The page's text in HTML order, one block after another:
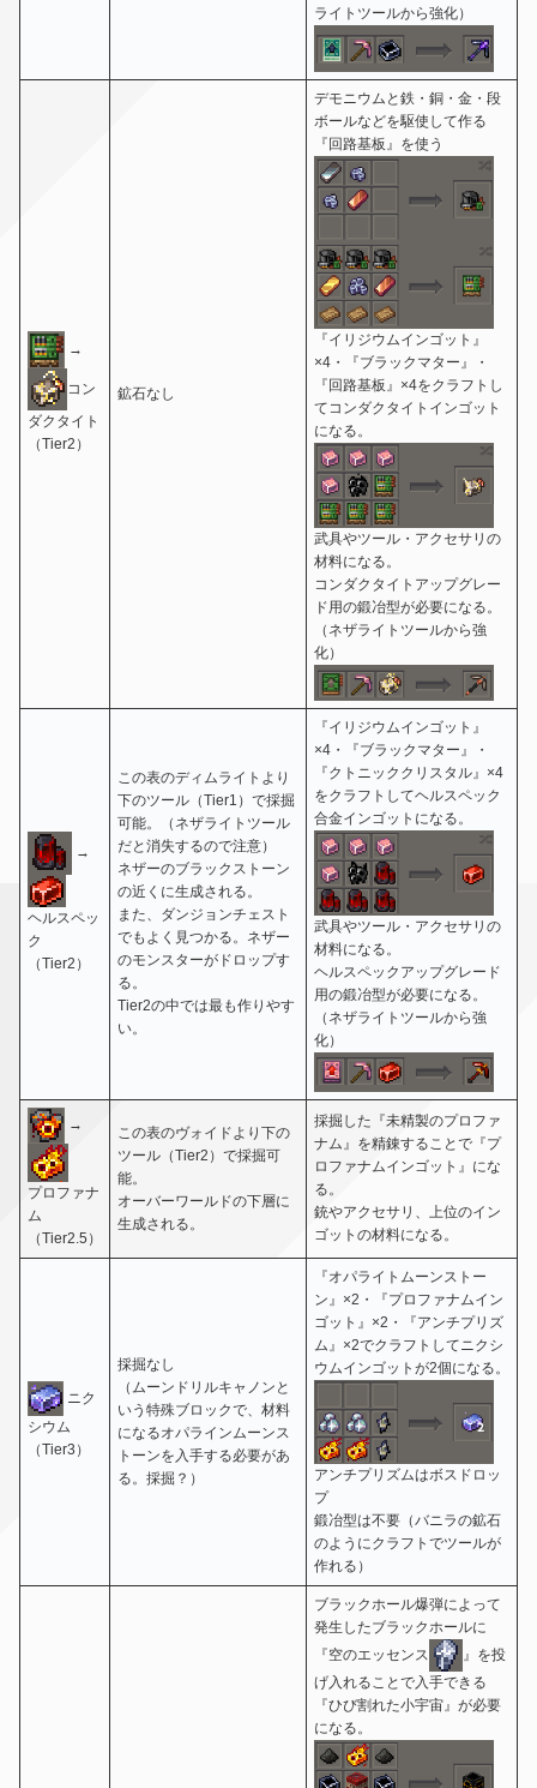
ライトツールから強化）
→
コン
ダクタイト
（Tier2）
鉱石なし
デモニウムと鉄・銅・金・段
ボールなどを駆使して作る
『回路基板』を使う
『イリジウムインゴット』
×4・『ブラックマター』・
『回路基板』×4をクラフトし
てコンダクタイトインゴット
になる。
武具やツール・アクセサリの
材料になる。
コンダクタイトアップグレー
ド用の鍛冶型が必要になる。
（ネザライトツールから強
化）
→
ヘルスペッ
ク
（Tier2）
この表のディムライトより
下のツール（Tier1）で採掘
可能。（ネザライトツール
だと消失するので注意）
ネザーのブラックストーン
の近くに生成される。
また、ダンジョンチェスト
でもよく見つかる。ネザー
のモンスターがドロップす
る。
Tier2の中では最も作りやす
い。
『イリジウムインゴット』
×4・『ブラックマター』・
『クトニッククリスタル』×4
をクラフトしてヘルスペック
合金インゴットになる。
武具やツール・アクセサリの
材料になる。
ヘルスペックアップグレード
用の鍛冶型が必要になる。
（ネザライトツールから強
化）
→
プロファナ
ム
（Tier2.5）
この表のヴォイドより下の
ツール（Tier2）で採掘可
能。
オーバーワールドの下層に
生成される。
採掘した『未精製のプロファ
ナム』を精錬することで『プ
ロファナムインゴット』にな
る。
銃やアクセサリ、上位のイン
ゴットの材料になる。
ニク
シウム
（Tier3）
採掘なし
（ムーンドリルキャノンと
いう特殊ブロックで、材料
になるオパラインムーンス
トーンを入手する必要があ
る。採掘？）
『オパライトムーンストー
ン』×2・『プロファナムイン
ゴット』×2・『アンチプリズ
ム』×2でクラフトしてニクシ
ウムインゴットが2個になる。
アンチプリズムはボスドロッ
プ
鍛冶型は不要（バニラの鉱石
のようにクラフトでツールが
作れる）
ブラックホール爆弾によって
発生したブラックホールに
『空のエッセンス
』を投
げ入れることで入手できる
『ひび割れた小宇宙』が必要
になる。